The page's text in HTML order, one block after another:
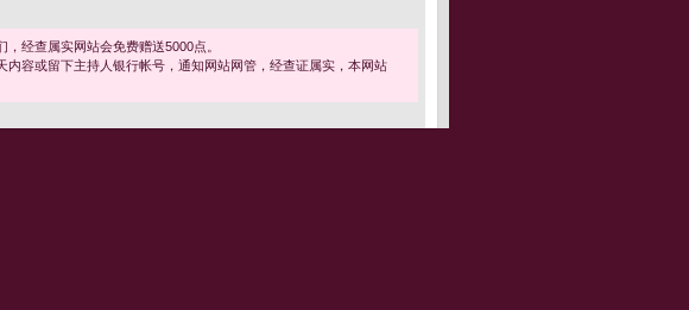
经查属实网站会免费赠送5000点。
容或留下主持人银行帐号，通知网站网管，经查证属实，本网站